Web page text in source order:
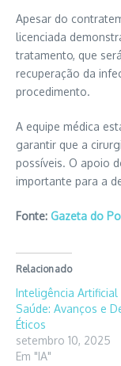
Apesar do
licenciada
tratamento, que
recuperação da
procedimento.
A equipe médica
garantir que a
possíveis. O apoio
importante para a
Fonte: Gazeta do
Relacionado
Inteligência Artificial
Saúde: Avanços e
Éticos
setembro 10, 2025
Em "IA"